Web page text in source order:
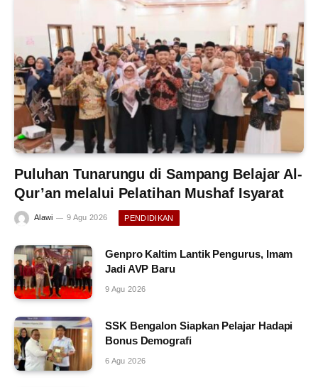
Puluhan Tunarungu di Sampang Belajar Al-
Qur’an melalui Pelatihan Mushaf Isyarat
Alawi 9 Agu 2026 PENDIDIKAN
Genpro Kaltim Lantik Pengurus, Imam
Jadi AVP Baru
9 Agu 2026
SSK Bengalon Siapkan Pelajar Hadapi
Bonus Demografi
6 Agu 2026